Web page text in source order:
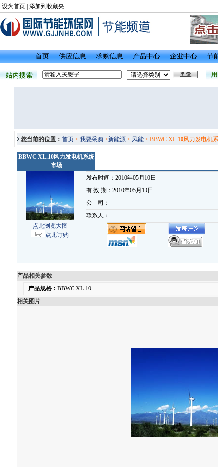
设为首页 添加到收藏夹
首页 供应信息 求购信息 产品中心 企业中心 节
您当前的位置： 首页 > 我要采购 >新能源 > 风能 > BBWC XL.10风力发电机
BBWC XL.10风力发电机系统
市场
点此浏览大图
点此订购
发布时间：2010年05月10日
有 效 期：2010年05月10日
公 司：
联系人：
产品相关参数
产品规格： BBWC XL.10
相关图片